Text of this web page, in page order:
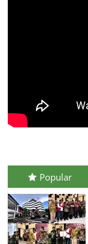
Popular